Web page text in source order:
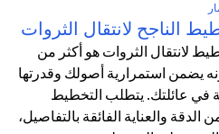
الناجح لانتقال الثروات
لانتقال الثروات هو أكثر من
يضمن استمرارية أصولك وقدرتها
في عائلتك. يتطلب التخطيط
الدقة والعناية الفائقة بالتفاصيل،